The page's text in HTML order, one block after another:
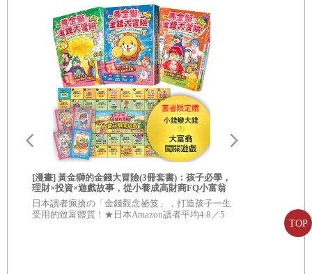
TOP
[漫畫] 黃金獅的金錢大冒險(3冊套書)：孩子必學，
理財×投資×遊戲故事，從小養成高財商FQ小富翁
【套書限定贈「小錢變大錢」大富翁闖關遊戲】附
★角色對戰牌卡12張
日本讀者瘋搶の「金錢觀念祕笈」，打造孩子一生
受用的致富體質！★日本Amazon讀者平均4.8／5
（附★賺錢
★日本